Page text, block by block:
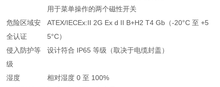
用于菜单操作的两个磁性开关
危险区域安
全认证
ATEX/IECEx:II 2G Ex d II B+H2 T4 Gb（-20°C 至 +5
5°C）
侵入防护等
级
设计符合 IP65 等级（取决于电缆封盖）
湿度
相对湿度 0 至 100%